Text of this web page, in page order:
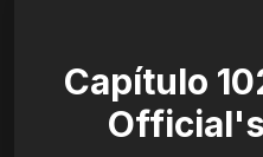
Capítulo